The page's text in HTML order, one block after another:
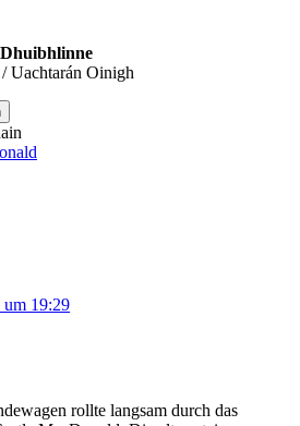
Uachtarán Oinigh
19:29
rollte langsam durch das